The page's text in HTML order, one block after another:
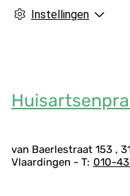
Instellingen
A
d
van Baerlestraat 153
Vlaardingen
010-